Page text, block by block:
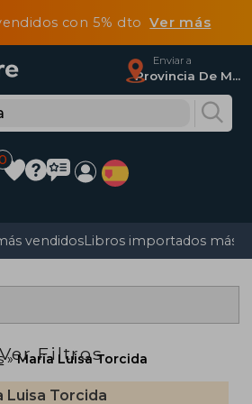
con 5% dtoVer más
Enviar a
Provincia De Madrid
vendidosLibros importados más
Ver Filtros
María Luisa Torcida
Luisa Torcida